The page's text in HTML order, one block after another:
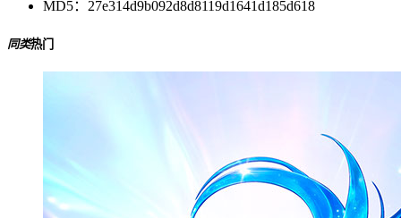
MD5： 27e314d9b092d8d8119d1641d185d618
同类热门